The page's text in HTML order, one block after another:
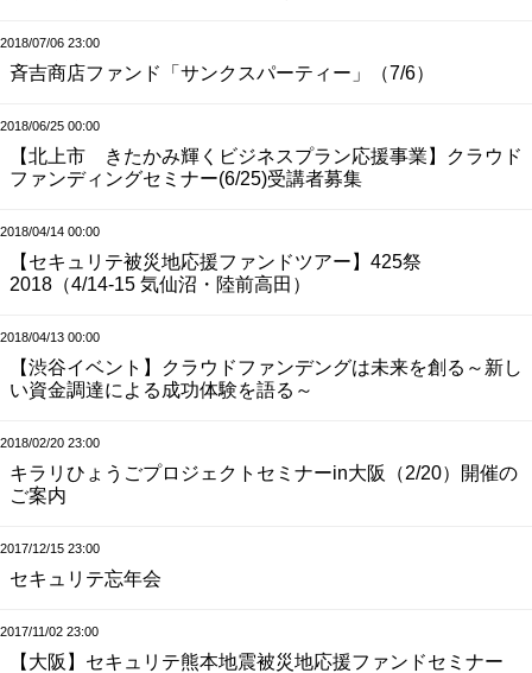
2018/07/06 23:00
斉吉商店ファンド「サンクスパーティー」（7/6）
2018/06/25 00:00
【北上市 きたかみ輝くビジネスプラン応援事業】クラウド
ファンディングセミナー(6/25)受講者募集
2018/04/14 00:00
【セキュリテ被災地応援ファンドツアー】425祭
2018（4/14-15 気仙沼・陸前高田）
2018/04/13 00:00
【渋谷イベント】クラウドファンデングは未来を創る～新し
い資金調達による成功体験を語る～
2018/02/20 23:00
キラリひょうごプロジェクトセミナーin大阪（2/20）開催の
ご案内
2017/12/15 23:00
セキュリテ忘年会
2017/11/02 23:00
【大阪】セキュリテ熊本地震被災地応援ファンドセミナー